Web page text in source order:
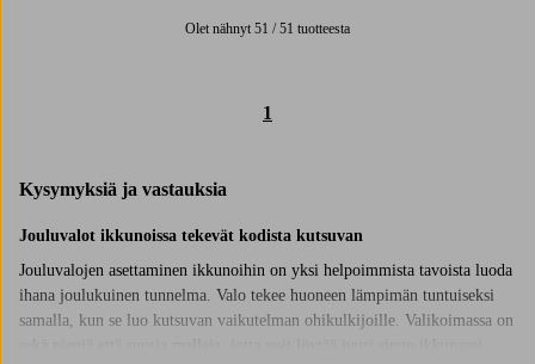
Olet nähnyt 51 / 51 tuotteesta
1
Kysymyksiä ja vastauksia
Jouluvalot ikkunoissa tekevät kodista kutsuvan
Jouluvalojen asettaminen ikkunoihin on yksi helpoimmista tavoista luoda
ihana joulukuinen tunnelma. Valo tekee huoneen lämpimän tuntuiseksi
samalla, kun se luo kutsuvan vaikutelman ohikulkijoille. Valikoimassa on